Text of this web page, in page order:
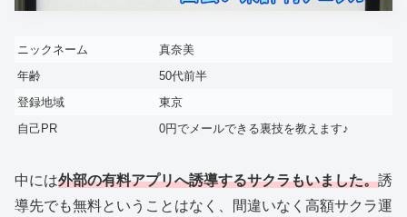
ニックネーム
真奈美
年齢
50代前半
登録地域
東京
自己PR
0円でメールできる裏技を教えます♪
中には外部の有料アプリへ誘導するサクラもいました。誘
導先でも無料ということはなく、間違いなく高額サクラ運